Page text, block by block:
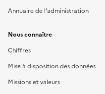
Annuaire de l'administration
Nous connaître
Chiffres
Mise à disposition des données
Missions et valeurs